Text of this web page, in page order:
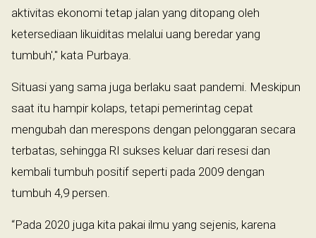
aktivitas ekonomi tetap jalan yang ditopang oleh
ketersediaan likuiditas melalui uang beredar yang
tumbuh'," kata Purbaya.
Situasi yang sama juga berlaku saat pandemi. Meskipun
saat itu hampir kolaps, tetapi pemerintag cepat
mengubah dan merespons dengan pelonggaran secara
terbatas, sehingga RI sukses keluar dari resesi dan
kembali tumbuh positif seperti pada 2009 dengan
tumbuh 4,9 persen.
“Pada 2020 juga kita pakai ilmu yang sejenis, karena